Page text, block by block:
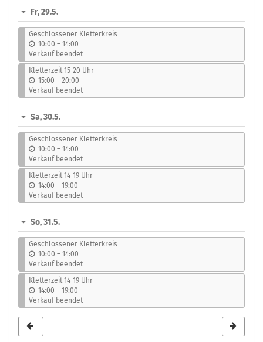
Fr, 29.5.
Geschlossener Kletterkreis
10:00 –b
i
s
14:00
Verkauf beendet
Kletterzeit 15-20 Uhr
15:00 –b
i
s
20:00
Verkauf beendet
Sa, 30.5.
Geschlossener Kletterkreis
10:00 –b
i
s
14:00
Verkauf beendet
Kletterzeit 14-19 Uhr
14:00 –b
i
s
19:00
Verkauf beendet
So, 31.5.
Geschlossener Kletterkreis
10:00 –b
i
s
14:00
Verkauf beendet
Kletterzeit 14-19 Uhr
14:00 –b
i
s
19:00
Verkauf beendet